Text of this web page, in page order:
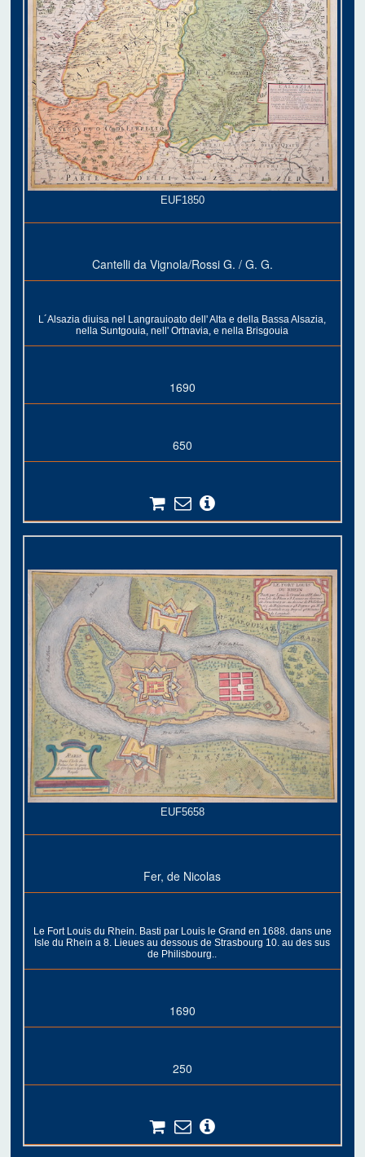
EUF1850
Cantelli da Vignola/Rossi G. / G. G.
L´Alsazia diuisa nel Langrauioato dell' Alta e della Bassa Alsazia,
nella Suntgouia, nell' Ortnavia, e nella Brisgouia
1690
650
EUF5658
Fer, de Nicolas
Le Fort Louis du Rhein. Basti par Louis le Grand en 1688. dans une
Isle du Rhein a 8. Lieues au dessous de Strasbourg 10. au des sus
de Philisbourg..
1690
250